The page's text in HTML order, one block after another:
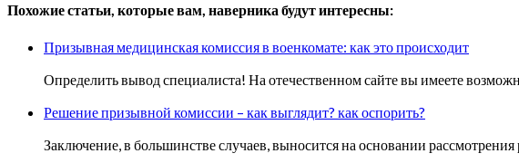
Похожие статьи, которые вам, наверника будут интересны:
Призывная медицинская комиссия в военкомате: как это происходит
Определить вывод специалиста! На отечественном сайте вы имеете
Решение призывной комиссии – как выглядит? как оспорить?
Заключение, в большинстве случаев, выносится на основании